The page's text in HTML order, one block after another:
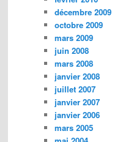
décembre 2009
octobre 2009
mars 2009
juin 2008
mars 2008
janvier 2008
juillet 2007
janvier 2007
janvier 2006
mars 2005